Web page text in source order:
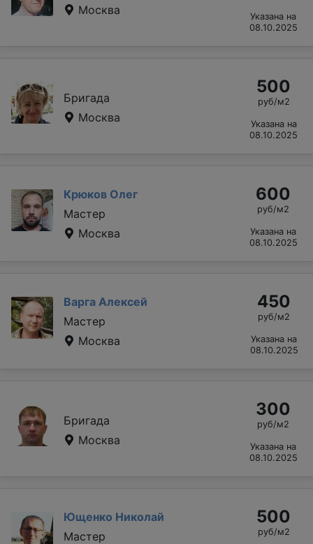
Москва
Указана на
08.10.2025
Бригада
Москва
500
руб/м2
Указана на
08.10.2025
Крюков Олег
Мастер
Москва
600
руб/м2
Указана на
08.10.2025
Варга Алексей
Мастер
Москва
450
руб/м2
Указана на
08.10.2025
Бригада
Москва
300
руб/м2
Указана на
08.10.2025
Ющенко Николай
Мастер
500
руб/м2